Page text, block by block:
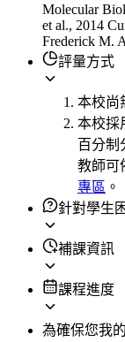
Molecular
et al., 2014
Frederick M.
評量方式
本校尚
本校採
百分制
教師可
專區 。
針對學生
補課資訊
課程進度
為確保您我